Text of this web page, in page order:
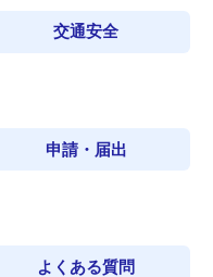
交通安全
申請・届出
よくある質問